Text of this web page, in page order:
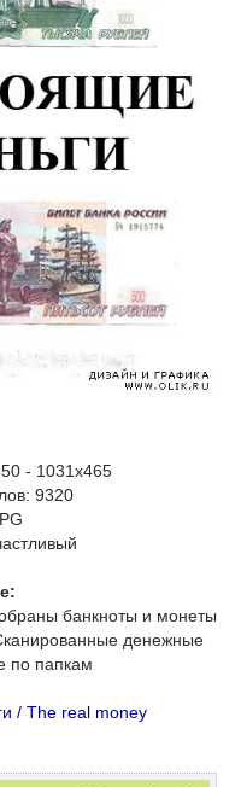
- 1031х465
9320
банкноты и монеты
денежные
по папкам
/ The real money